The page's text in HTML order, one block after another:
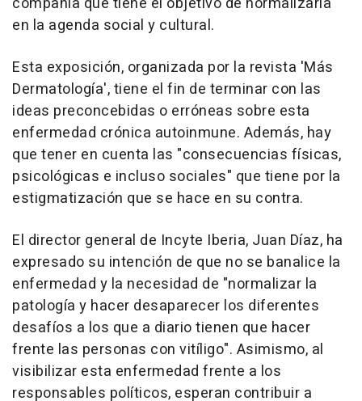
en la agenda social y cultural.
Esta exposición, organizada por la revista 'Más
Dermatología', tiene el fin de terminar con las
ideas preconcebidas o erróneas sobre esta
enfermedad crónica autoinmune. Además, hay
que tener en cuenta las "consecuencias físicas,
psicológicas e incluso sociales" que tiene por la
estigmatización que se hace en su contra.
El director general de Incyte Iberia, Juan Díaz, ha
expresado su intención de que no se banalice la
enfermedad y la necesidad de "normalizar la
patología y hacer desaparecer los diferentes
desafíos a los que a diario tienen que hacer
frente las personas con vitíligo". Asimismo, al
visibilizar esta enfermedad frente a los
responsables políticos, esperan contribuir a